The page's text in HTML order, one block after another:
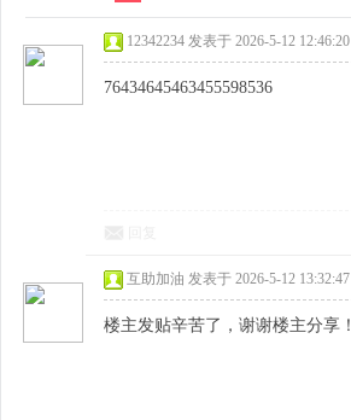
12342234 发表于 2026-5-12 12:46:20
76434645463455598536
互助加油 发表于 2026-5-12 13:32:47
楼主发贴辛苦了，谢谢楼主分享！